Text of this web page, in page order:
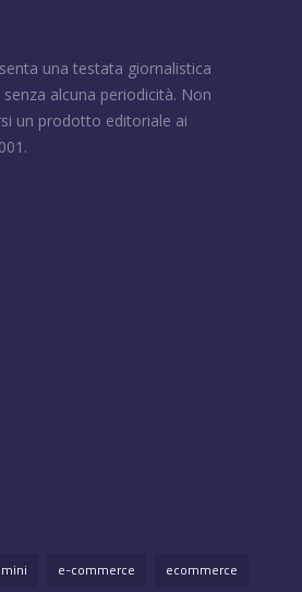
una testata giornalistica
alcuna periodicità. Non
un prodotto editoriale ai
e-commerce ecommerce